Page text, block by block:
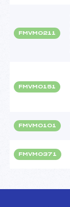
FMVM0211
FMVM0151
FMVM0101
FMVM0371